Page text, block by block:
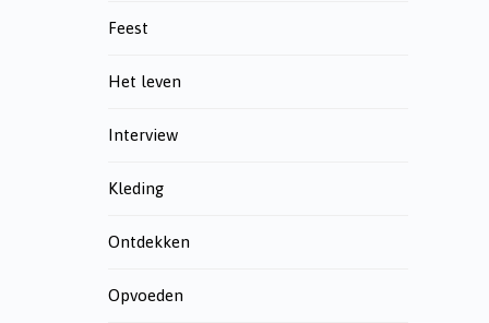
Feest
Het leven
Interview
Kleding
Ontdekken
Opvoeden